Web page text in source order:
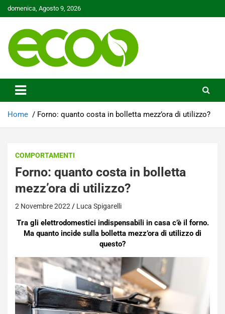
Skip
to
domenica, Agosto 9, 2026
Ecoo.it
Home Forno: quanto costa in bolletta mezz’ora di utilizzo?
COMPORTAMENTI
Forno: quanto costa in bolletta
mezz’ora di utilizzo?
2 Novembre 2022 Luca Spigarelli
Tra gli elettrodomestici indispensabili in casa c’è il forno.
Ma quanto incide sulla bolletta mezz’ora di utilizzo di
questo?